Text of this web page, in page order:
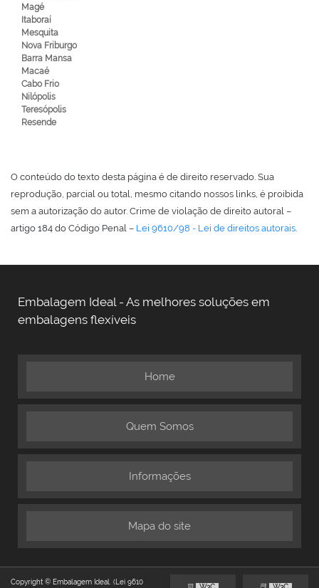
Magé
Itaboraí
Mesquita
Nova Friburgo
Barra Mansa
Macaé
Cabo Frio
Nilópolis
Teresópolis
Resende
O conteúdo do texto desta página é de direito reservado. Sua
reprodução, parcial ou total, mesmo citando nossos links, é proibida
sem a autorização do autor. Crime de violação de direito autoral –
artigo 184 do Código Penal – Lei 9610/98 - Lei de direitos autorais.
Embalagem Ideal - As melhores soluções em
embalagens flexíveis
Home
Quem Somos
Informações
Mapa do site
Copyright © Embalagem Ideal. (Lei 9610